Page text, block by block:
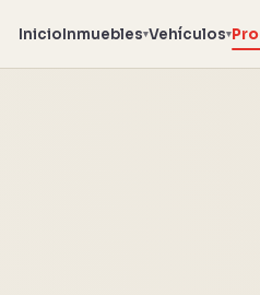
InicioInmuebles▾Vehículos▾